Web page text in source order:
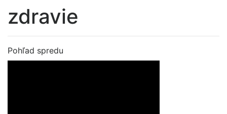
zdravie
Pohľad spredu